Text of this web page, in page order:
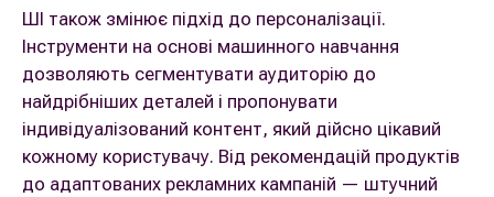
ШІ також змінює підхід до персоналізації.
Інструменти на основі машинного навчання
дозволяють сегментувати аудиторію до
найдрібніших деталей і пропонувати
індивідуалізований контент, який дійсно цікавий
кожному користувачу. Від рекомендацій продуктів
до адаптованих рекламних кампаній — штучний